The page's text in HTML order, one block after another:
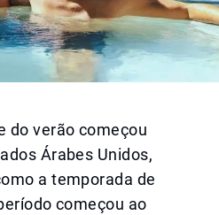
do verão começou
Árabes Unidos,
a temporada de
começou ao